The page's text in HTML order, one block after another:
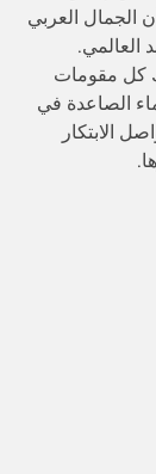
الجمال العربي
العالمي.
كل مقومات
الصاعدة في
الابتكار